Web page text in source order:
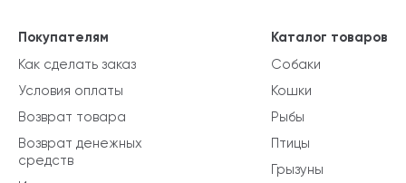
Каталог товаров
Собаки
Кошки
Рыбы
Птицы
Грызуны
Покупателям
Как сделать заказ
Условия оплаты
Возврат товара
Возврат денежных
средств